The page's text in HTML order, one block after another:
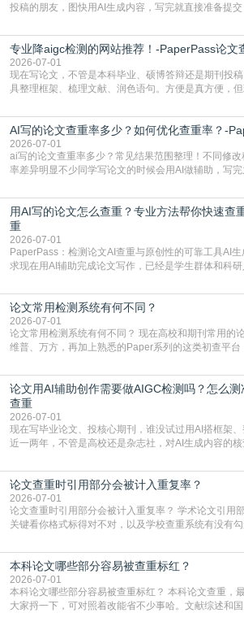
投稿的朋友，图快用AI生成内容，写完就直接准备提交
自带不可忽视的查重风险。AI训练依赖海量公开的文
于训练数据的概率拼接，不是从零开始的原创创作。生
有的高频公共表述，甚至直接拼接已经公开
专业降aigc检测的网站推荐！-PaperPass论文
2026-07-01
现在写论文，不管是本科毕业、硕博答辩还是期刊投
具整理框架、梳理文献、润色语句。方便是真方便，但
五遍还是过不了预检测的大有人在，这时候，找到靠
站，就能少走好多弯路。PaperPass：守护学术原创性
容的学术合规痛点去年帮一个本科师弟改
AI写的论文查重率多少？如何优化查重率？-
2026-07-01
ai写的论文查重率多少？常见结果范围整理！不同修
率差异明显不少同学写论文的时候会用AI做辅助，写完
实际情况和大家想的不太一样。AI训练依赖海量公开
内容本质是按照语义概率拼接已有内容，很容易和已
直接引用整段已有内容，所以查重率偏高是
用AI写的论文怎么查重？专业方法帮你快速查
重
2026-07-01
PaperPass：检测论文AI查重与原创性的可靠工具AI
求现在用AI辅助完成论文写作，已经是学生群体和科研
但很多人忽略了，AI生成的内容天生带有重复风险——
含大量已公开的学术内容、网络原创内容，AI输出内容
复片
论文常用检测系统有何不同？
2026-07-01
论文常用检测系统有何不同？ 现在高校和期刊常用的论文查重系统主要是知网、
维普、万方，再加上熟悉的Paper系列的这类初查平台
查数值误导。知网（CNKI）是学校定稿检测的绝对主
生联合比对库，能比历届学长论文，硕博用VIP/TMLC
库，期刊投稿用AMLMC/SML
论文用AI辅助创作需要做AIGC检测吗？怎么
查重
2026-07-01
现在写毕业论文、投核心期刊，谁没试过用AI搭框架
近一两年，不管是高校还是杂志社，对AI生成内容的核
真的太亏。提前做AIGC检测，已经成了很多过来人交
AIGC检测成了论文答辩投稿前的必备项？可能还有不
框架，内容都是自己写的，至于做AIG
论文查重时引用部分会被计入重复率？
2026-07-01
论文查重时引用部分会被计入重复率？ 学术论文引用部分会不会被算进重复率，
关键看你格式标得对不对，以及学校查重系统有没有
独占一行，每条文献用[1][2]方括号编号、与正文一一
7714（作者、题名、刊名、年、卷期、页码齐全，标
成功后通常把这段标为引用，
本科论文哪些部分容易被查重标红？
2026-07-01
本科论文哪些部分容易被查重标红？ 本科论文查重，最容易“中招“标红的地方帮
大家捋一下，可对照着改能省不少事哈。文献综述和国